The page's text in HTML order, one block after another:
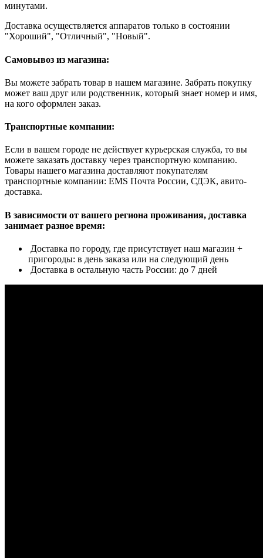
минутами.
Доставка осуществляется аппаратов только в состоянии
"Хороший", "Отличный", "Новый".
Самовывоз из магазина:
Вы можете забрать товар в нашем магазине. Забрать покупку
может ваш друг или родственник, который знает номер и имя,
на кого оформлен заказ.
Транспортные компании:
Если в вашем городе не действует курьерская служба, то вы
можете заказать доставку через транспортную компанию.
Товары нашего магазина доставляют покупателям
транспортные компании: EMS Почта России, СДЭК, авито-
доставка.
В зависимости от вашего региона проживания, доставка
занимает разное время:
Доставка по городу, где присутствует наш магазин +
пригороды: в день заказа или на следующий день
Доставка в остальную часть России: до 7 дней